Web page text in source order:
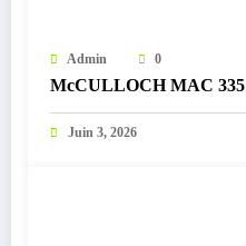
Admin 0
McCULLOCH MAC 335
Juin 3, 2026